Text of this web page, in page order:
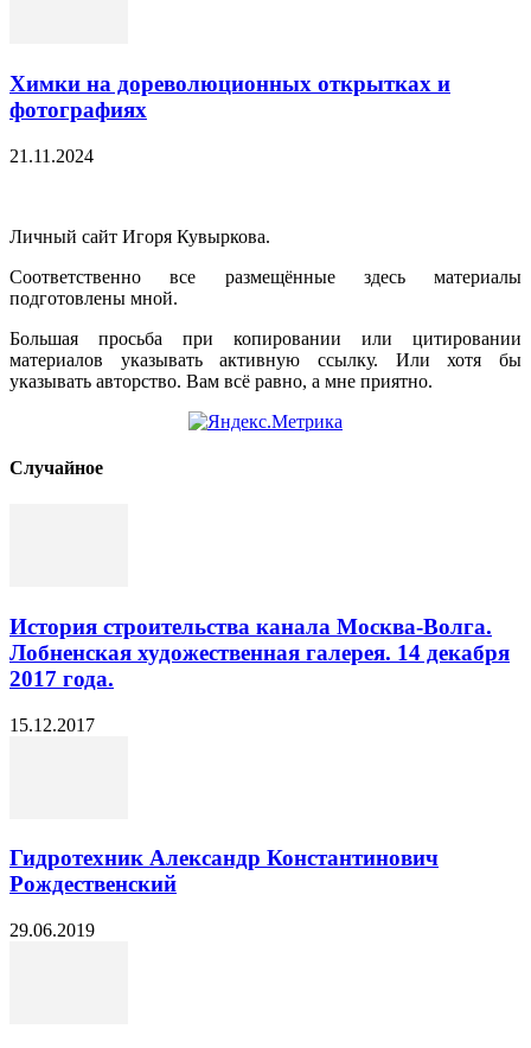
Химки на дореволюционных открытках и
фотографиях
21.11.2024
Личный сайт Игоря Кувыркова.
Соответственно все размещённые здесь материалы
подготовлены мной.
Большая просьба при копировании или цитировании
материалов указывать активную ссылку. Или хотя бы
указывать авторство. Вам всё равно, а мне приятно.
Cлучайное
История строительства канала Москва-Волга.
Лобненская художественная галерея. 14 декабря
2017 года.
15.12.2017
Гидротехник Александр Константинович
Рождественский
29.06.2019